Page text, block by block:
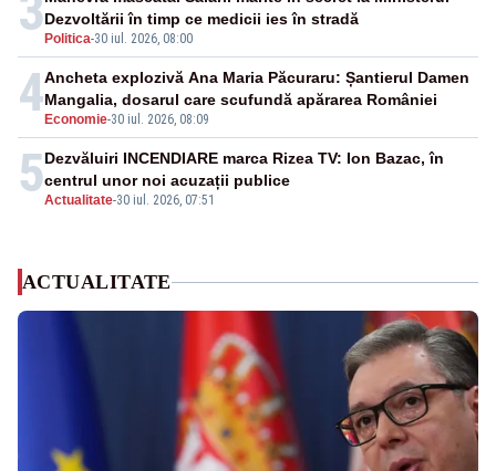
Politica-30 iul. 2026, 08:00
Dezvoltării în timp ce medicii ies în stradă
4 Economie-30 iul. 2026, 08:09
Ancheta explozivă Ana Maria Păcuraru: Șantierul Damen
Mangalia, dosarul care scufundă apărarea României
5Actualitate-30 iul. 2026, 07:51
Dezvăluiri INCENDIARE marca Rizea TV: Ion Bazac, în
centrul unor noi acuzații publice
ACTUALITATE